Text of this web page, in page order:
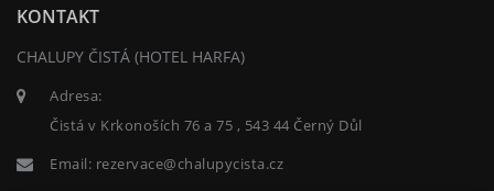
KONTAKT
CHALUPY ČISTÁ (HOTEL HARFA)
Adresa:
Čistá v Krkonoších 76 a 75 , 543 44 Černý Důl
Email: rezervace@chalupycista.cz